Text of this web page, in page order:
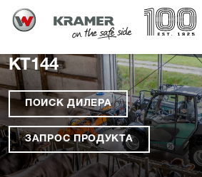
KT144
ПОИСК ДИЛЕРА
ЗАПРОС ПРОДУКТА